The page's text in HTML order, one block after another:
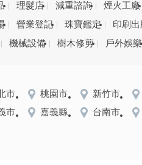
理髮店 減重諮詢 煙火工廠
營業登記 珠寶鑑定 印刷出
機械設備 樹木修剪 戶外娛樂
市 桃園市 新竹市
市 嘉義縣 台南市